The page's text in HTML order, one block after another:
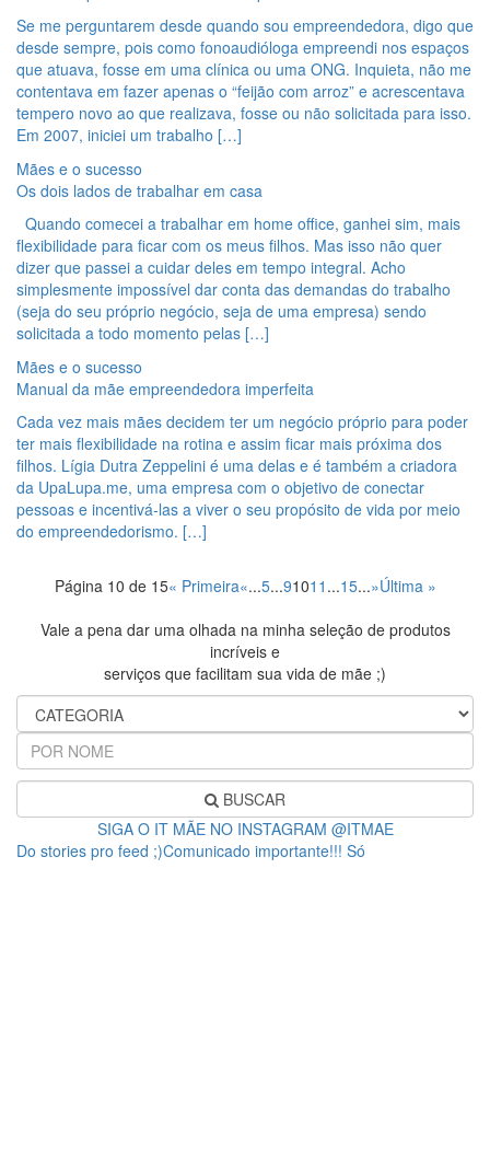
Se me perguntarem desde quando sou empreendedora, digo que
desde sempre, pois como fonoaudióloga empreendi nos espaços
que atuava, fosse em uma clínica ou uma ONG. Inquieta, não me
contentava em fazer apenas o “feijão com arroz” e acrescentava
tempero novo ao que realizava, fosse ou não solicitada para isso.
Em 2007, iniciei um trabalho […]
Mães e o sucesso
Os dois lados de trabalhar em casa
Quando comecei a trabalhar em home office, ganhei sim, mais
flexibilidade para ficar com os meus filhos. Mas isso não quer
dizer que passei a cuidar deles em tempo integral. Acho
simplesmente impossível dar conta das demandas do trabalho
(seja do seu próprio negócio, seja de uma empresa) sendo
solicitada a todo momento pelas […]
Mães e o sucesso
Manual da mãe empreendedora imperfeita
Cada vez mais mães decidem ter um negócio próprio para poder
ter mais flexibilidade na rotina e assim ficar mais próxima dos
filhos. Lígia Dutra Zeppelini é uma delas e é também a criadora
da UpaLupa.me, uma empresa com o objetivo de conectar
pessoas e incentivá-las a viver o seu propósito de vida por meio
do empreendedorismo. […]
Página 10 de 15« Primeira«...5...91011 ...15...»Última »
Vale a pena dar uma olhada na minha seleção de produtos
incríveis e
serviços que facilitam sua vida de mãe ;)
BUSCAR
SIGA O IT MÃE NO INSTAGRAM @ITMAE
Do stories pro feed ;)Comunicado importante!!! Só